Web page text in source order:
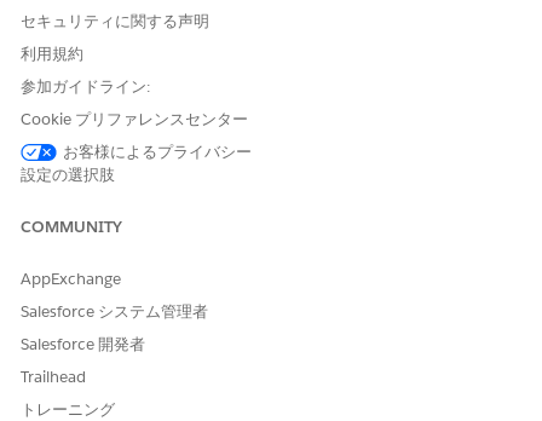
す。ユーザーは [予定をキャンセル] アクションをクリックし
て個々の予定をキャンセルすることもできます。
セキュリティに関する声明
利用規約
参加ガイドライン:
Cookie プリファレンスセンター
お客様によるプライバシー
設定の選択肢
COMMUNITY
AppExchange
Salesforce システム管理者
Salesforce 開発者
Trailhead
トレーニング